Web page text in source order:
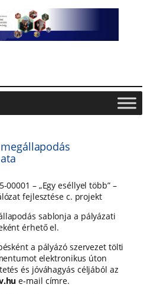
00001 – „Egy eséllyel több” –
fejlesztése c. projekt
sablonja a pályázati
érhető el.
a pályázó szervezet tölti
elektronikus úton
és jóváhagyás céljából az
e-mail címre.